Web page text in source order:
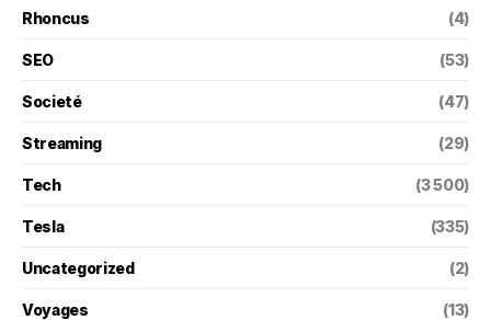
Rhoncus (4)
SEO (53)
Societé (47)
Streaming (29)
Tech (3 500)
Tesla (335)
Uncategorized (2)
Voyages (13)